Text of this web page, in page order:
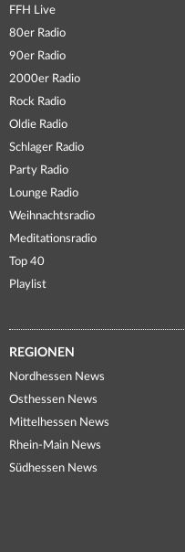
FFH Live
80er Radio
90er Radio
2000er Radio
Rock Radio
Oldie Radio
Schlager Radio
Party Radio
Lounge Radio
Weihnachtsradio
Meditationsradio
Top 40
Playlist
REGIONEN
Nordhessen News
Osthessen News
Mittelhessen News
Rhein-Main News
Südhessen News